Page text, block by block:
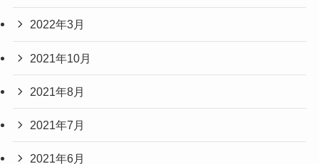
2022年3月
2021年10月
2021年8月
2021年7月
2021年6月